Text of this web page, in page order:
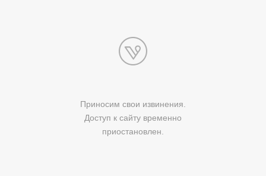
Приносим свои извинения.
Доступ к сайту временно
приостановлен.